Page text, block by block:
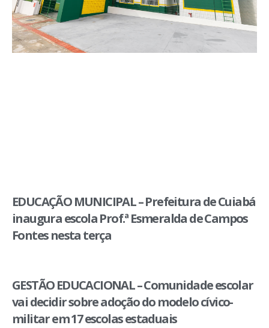
EDUCAÇÃO MUNICIPAL – Prefeitura de Cuiabá
inaugura escola Prof.ª Esmeralda de Campos
Fontes nesta terça
GESTÃO EDUCACIONAL – Comunidade escolar
vai decidir sobre adoção do modelo cívico-
militar em 17 escolas estaduais